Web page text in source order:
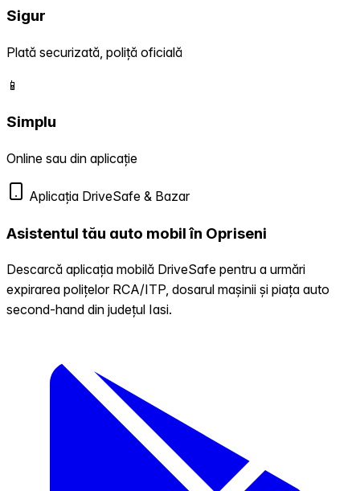
Sigur
Plată securizată, poliță oficială
📱
Simplu
Online sau din aplicație
Aplicația DriveSafe & Bazar
Asistentul tău auto mobil în Opriseni
Descarcă aplicația mobilă DriveSafe pentru a urmări
expirarea polițelor RCA/ITP, dosarul mașinii și piața auto
second-hand din județul Iasi.